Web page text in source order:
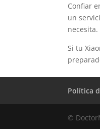
Confiar
un
necesita.
Si tu
Política
©